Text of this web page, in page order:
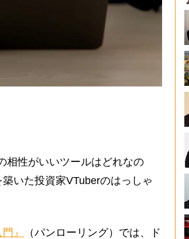
相性がいいツールはどれなの
いた投資家VTuberのはっしゃ
』
（パンローリング）では、ド